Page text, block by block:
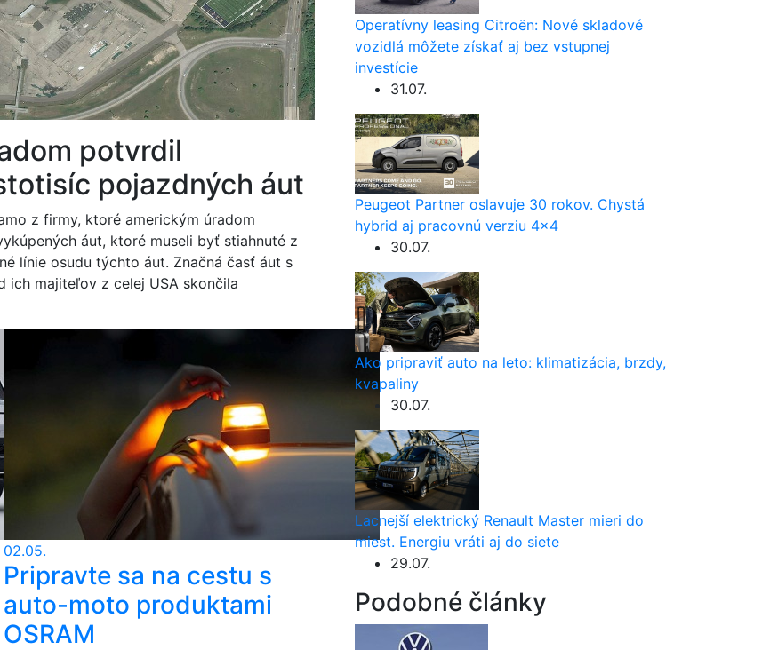
potvrdil
pojazdných áut
z firmy, ktoré americkým úradom
áut, ktoré museli byť stiahnuté z
línie osudu týchto áut. Značná časť áut s
ich majiteľov z celej USA skončila
02.05.
Pripravte sa na cestu s
auto-moto produktami
OSRAM
Operatívny leasing Citroën: Nové skladové
vozidlá môžete získať aj bez vstupnej
investície
31.07.
Peugeot Partner oslavuje 30 rokov. Chystá
hybrid aj pracovnú verziu 4×4
30.07.
Ako pripraviť auto na leto: klimatizácia, brzdy,
kvapaliny
30.07.
Lacnejší elektrický Renault Master mieri do
miest. Energiu vráti aj do siete
29.07.
Podobné články